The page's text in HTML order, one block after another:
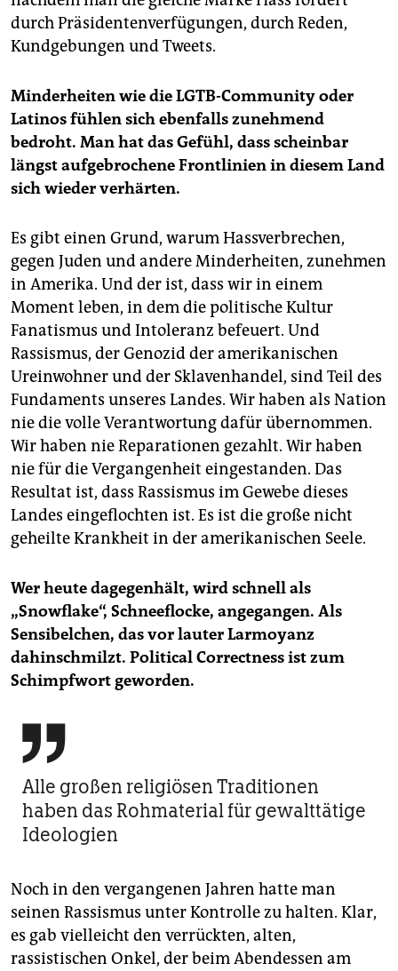
durch Präsidentenverfügungen, durch Reden,
Kundgebungen und Tweets.
Minderheiten wie die LGTB-Community oder
Latinos fühlen sich ebenfalls zunehmend
bedroht. Man hat das Gefühl, dass scheinbar
längst aufgebrochene Frontlinien in diesem Land
sich wieder verhärten.
Es gibt einen Grund, warum Hassverbrechen,
gegen Juden und andere Minderheiten, zunehmen
in Amerika. Und der ist, dass wir in einem
Moment leben, in dem die politische Kultur
Fanatismus und Intoleranz befeuert. Und
Rassismus, der Genozid der amerikanischen
Ureinwohner und der Sklavenhandel, sind Teil des
Fundaments unseres Landes. Wir haben als Nation
nie die volle Verantwortung dafür übernommen.
Wir haben nie Reparationen gezahlt. Wir haben
nie für die Vergangenheit eingestanden. Das
Resultat ist, dass Rassismus im Gewebe dieses
Landes eingeflochten ist. Es ist die große nicht
geheilte Krankheit in der amerikanischen Seele.
Wer heute dagegenhält, wird schnell als
„Snowflake“, Schneeflocke, angegangen. Als
Sensibelchen, das vor lauter Larmoyanz
dahinschmilzt. Political Correctness ist zum
Schimpfwort geworden.

Alle großen religiösen Traditionen
haben das Rohmaterial für gewalttätige
Ideologien
Noch in den vergangenen Jahren hatte man
seinen Rassismus unter Kontrolle zu halten. Klar,
es gab vielleicht den verrückten, alten,
rassistischen Onkel, der beim Abendessen am